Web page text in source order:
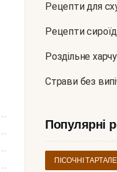
Рецепти для
Рецепти
Роздільне
Страви без
Популярні
ПІСОЧНІ